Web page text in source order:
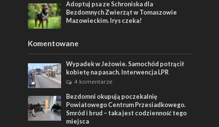
Adoptuj psa ze Schroniska dla
Bezdomnych Zwierząt w Tomaszowie
Mazowieckim. Irys czeka!
Komentowane
Wypadek w Jeżowie. Samochód potrącił
kobietę na pasach. Interwencja LPR
4 komentarze
Bezdomni okupują poczekalnię
Powiatowego Centrum Przesiadkowego.
Smród i brud – taka jest codzienność tego
miejsca